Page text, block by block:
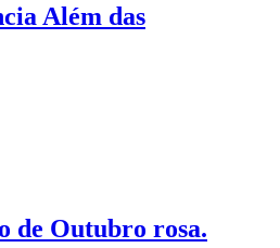
Além das
de Outubro rosa.